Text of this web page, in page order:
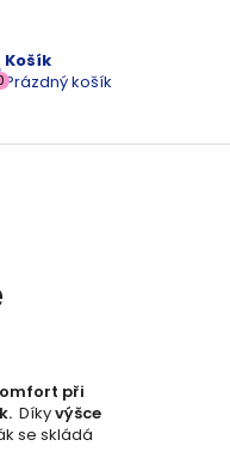
Prázdný košík
při
Díkyvýšce
se skládá